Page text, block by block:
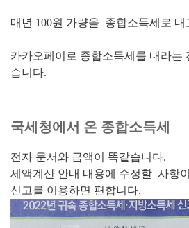
매년 100원 가량을 종합소득세로 내
카카오페이로 종합소득세를 내라는
습니다.
국세청에서 온 종합소득세
전자 문서와 금액이 똑같습니다.
세액계산 안내 내용에 수정할 사항
신고를 이용하면 편합니다.